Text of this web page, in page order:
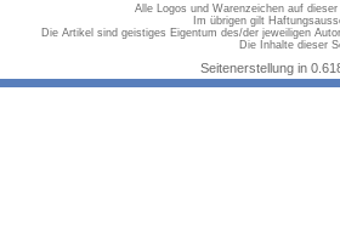
Alle Logos und Warenzeichen auf
Im übrigen gilt
Die Artikel sind geistiges Eigentum des/der jeweiligen
Die Inhalte dieser
Seitenerstellung in